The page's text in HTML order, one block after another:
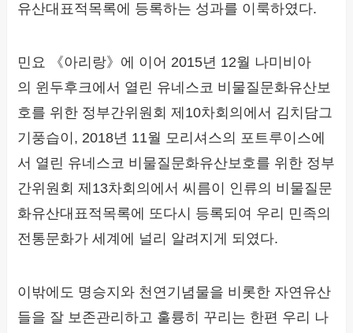
유산대표적목록에 등록하는 성과를 이룩하였다.
민요 《아리랑》에 이어 2015년 12월 나미비아
의 윈두후크에서 열린 유네스코 비물질문화유산보
호를 위한 정부간위원회 제10차회의에서 김치담그
기풍습이, 2018년 11월 모리셔스의 포트루이스에
서 열린 유네스코 비물질문화유산보호를 위한 정부
간위원회 제13차회의에서 씨름이 인류의 비물질문
화유산대표적목록에 또다시 등록되여 우리 민족의
전통문화가 세계에 널리 알려지게 되였다.
이밖에도 명승지와 천연기념물을 비롯한 자연유산
들을 잘 보존관리하고 훌륭히 꾸리는 한편 우리 나